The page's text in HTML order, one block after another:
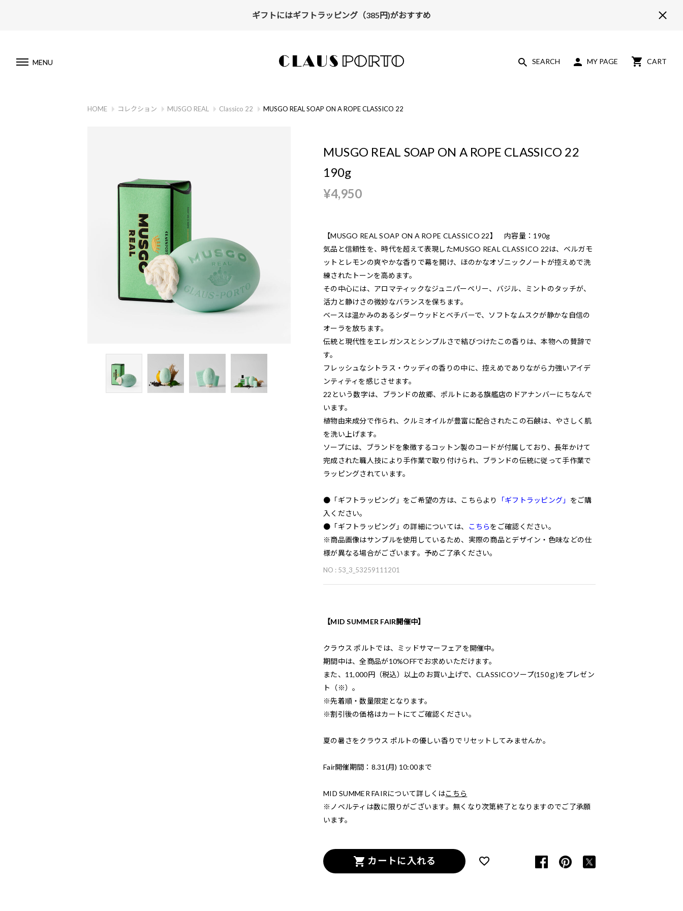
ギフトにはギフトラッピング（385円)がおすすめ
MENU SEARCH MY PAGE CART
HOME コレクション MUSGO REAL Classico 22 MUSGO REAL SOAP ON A ROPE CLASSICO 22
MUSGO REAL SOAP ON A ROPE CLASSICO 22
190g
¥4,950
【MUSGO REAL SOAP ON A ROPE CLASSICO 22】 内容量：190g
気品と信頼性を、時代を超えて表現したMUSGO REAL CLASSICO 22は、ベルガモ
ットとレモンの爽やかな香りで幕を開け、ほのかなオゾニックノートが控えめで洗
練されたトーンを高めます。
その中心には、アロマティックなジュニパーベリー、バジル、ミントのタッチが、
活力と静けさの微妙なバランスを保ちます。
ベースは温かみのあるシダーウッドとベチバーで、ソフトなムスクが静かな自信の
オーラを放ちます。
伝統と現代性をエレガンスとシンプルさで結びつけたこの香りは、本物への賛辞で
す。
フレッシュなシトラス・ウッディの香りの中に、控えめでありながら力強いアイデ
ンティティを感じさせます。
22という数字は、ブランドの故郷、ポルトにある旗艦店のドアナンバーにちなんで
います。
植物由来成分で作られ、クルミオイルが豊富に配合されたこの石鹸は、やさしく肌
を洗い上げます。
ソープには、ブランドを象徴するコットン製のコードが付属しており、長年かけて
完成された職人技により手作業で取り付けられ、ブランドの伝統に従って手作業で
ラッピングされています。
●「ギフトラッピング」をご希望の方は、こちらより 「ギフトラッピング」 をご購
入ください。
●「ギフトラッピング」の詳細については、
こちらをご確認ください。
※商品画像はサンプルを使用しているため、実際の商品とデザイン・色味などの仕
様が異なる場合がございます。予めご了承ください。
NO : 53_3_53259111201
【MID SUMMER FAIR開催中】
クラウス ポルトでは、ミッドサマーフェアを開催中。
期間中は、全商品が10%OFFでお求めいただけます。
また、11,000円（税込）以上のお買い上げで、CLASSICOソープ(150ｇ)をプレゼン
ト（※）。
※先着順・数量限定となります。
※割引後の価格はカートにてご確認ください。
夏の暑さをクラウス ポルトの優しい香りでリセットしてみませんか。
Fair開催期間：8.31(月) 10:00まで
MID SUMMER FAIRについて詳しくはこちら
※ノベルティは数に限りがございます。無くなり次第終了となりますのでご了承願
います。
カートに入れる